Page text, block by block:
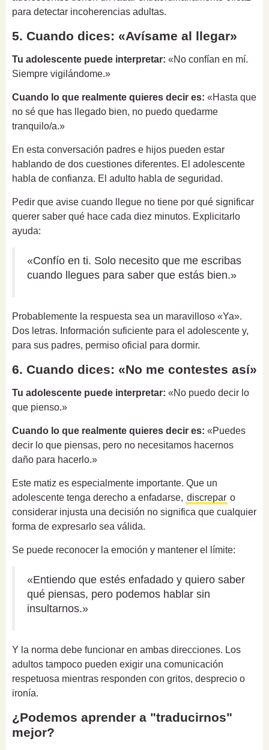
para detectar incoherencias adultas.
5. Cuando dices: «Avísame al llegar»
Tu adolescente puede interpretar: «No confían en mí.
Siempre vigilándome.»
Cuando lo que realmente quieres decir es: «Hasta que
no sé que has llegado bien, no puedo quedarme
tranquilo/a.»
En esta conversación padres e hijos pueden estar
hablando de dos cuestiones diferentes. El adolescente
habla de confianza. El adulto habla de seguridad.
Pedir que avise cuando llegue no tiene por qué significar
querer saber qué hace cada diez minutos. Explicitarlo
ayuda:
«Confío en ti. Solo necesito que me escribas
cuando llegues para saber que estás bien.»
Probablemente la respuesta sea un maravilloso «Ya».
Dos letras. Información suficiente para el adolescente y,
para sus padres, permiso oficial para dormir.
6. Cuando dices: «No me contestes así»
Tu adolescente puede interpretar: «No puedo decir lo
que pienso.»
Cuando lo que realmente quieres decir es: «Puedes
decir lo que piensas, pero no necesitamos hacernos
daño para hacerlo.»
Este matiz es especialmente importante. Que un
adolescente tenga derecho a enfadarse, discrepar o
considerar injusta una decisión no significa que cualquier
forma de expresarlo sea válida.
Se puede reconocer la emoción y mantener el límite:
«Entiendo que estés enfadado y quiero saber
qué piensas, pero podemos hablar sin
insultarnos.»
Y la norma debe funcionar en ambas direcciones. Los
adultos tampoco pueden exigir una comunicación
respetuosa mientras responden con gritos, desprecio o
ironía.
¿Podemos aprender a "traducirnos"
mejor?